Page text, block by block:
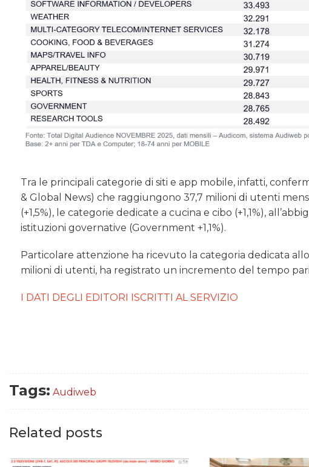
Tra le principali categorie di siti e app mobile, infatti,
& Global News) che raggiungono 37,7 milioni di utenti
(+1,5%), le categorie dedicate a cucina e cibo (+1,1%),
istituzioni governative (Government +1,1%).
Particolare attenzione ha ricevuto la categoria dedicata
milioni di utenti, ha registrato un incremento del tempo pari
I DATI DEGLI EDITORI ISCRITTI AL SERVIZIO
Tags: Audiweb
Related posts